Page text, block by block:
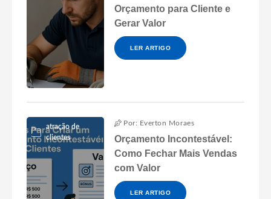
Orçamento para Cliente e
Gerar Valor
LER ARTIGO
atração de
clientes
Por: Everton Moraes
Orçamento Incontestável:
Como Fechar Mais Vendas
com Valor
LER ARTIGO